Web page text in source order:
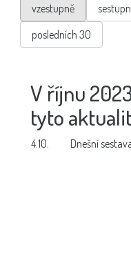
vzestupně
posledních 30
V říjnu
tyto
4.10. Dnešní